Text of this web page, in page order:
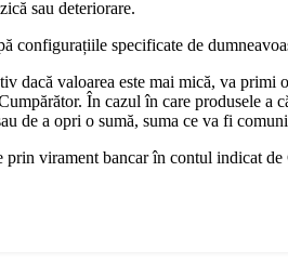
sau deteriorare.
configurațiile specificate de
dacă valoarea este mai mică, va primi
În cazul în care produsele a
de a opri o sumă, suma ce va fi
virament bancar în contul indicat